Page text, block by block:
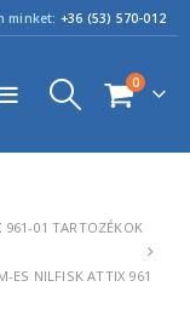
minket: +36 (53) 570-012
0
961-01 TARTOZÉKOK
ES NILFISK ATTIX 961